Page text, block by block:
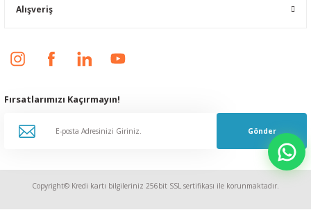
Alışveriş
Fırsatlarımızı Kaçırmayın!
Gönder
Copyright© Kredi kartı bilgileriniz 256bit SSL sertifikası ile korunmaktadır.